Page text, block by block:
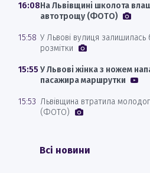
16:08На Львівщині школота
автотрощу (ФОТО)
15:58 У Львові вулиця залишилась
розмітки
15:55 У Львові жінка з ножем
пасажира маршрутки
15:53 Львівщина втратила
(ФОТО)
Всі новини